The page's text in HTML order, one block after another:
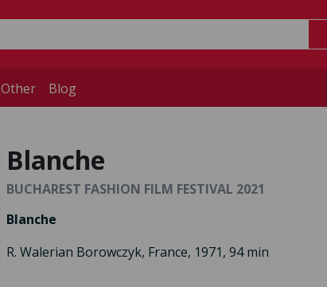
Other Blog
Blanche
BUCHAREST FASHION FILM FESTIVAL 2021
Blanche
R. Walerian Borowczyk, France, 1971, 94 min